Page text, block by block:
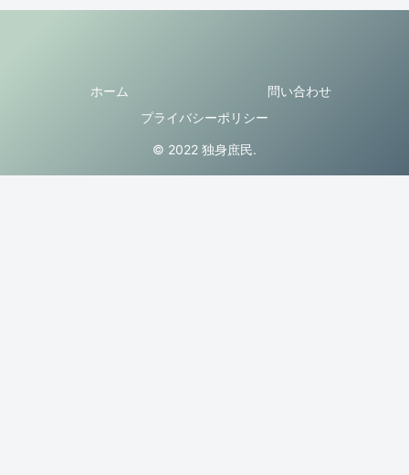
ホーム
問い合わせ
プライバシーポリシー
© 2022 独身庶民.